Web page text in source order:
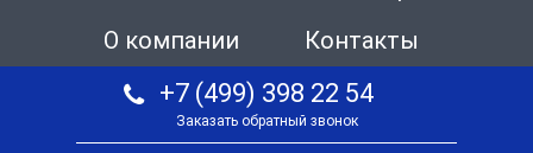
О компании
Контакты
+7 (499) 398 22 54
Заказать обратный звонок